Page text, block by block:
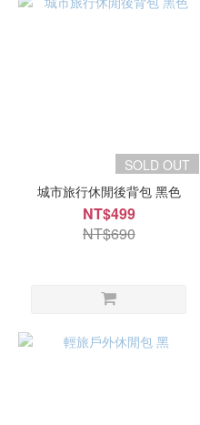
SOLD OUT
城市旅行休閒後背包 黑色
NT$499
NT$690